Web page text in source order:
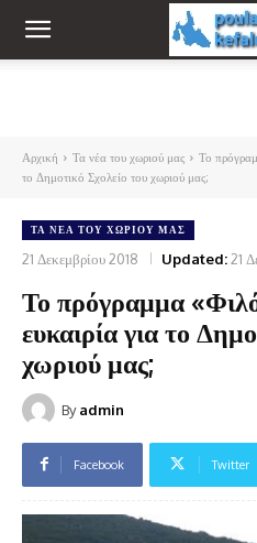
Αρχική Τα νέα του χωριού μας
Το
το Δημοτικό Σχολείο του χωριού μας;
ΤΑ ΝΈΑ ΤΟΥ ΧΩΡΙΟΎ ΜΑΣ
21 Δεκεμβρίου 2018 Updated:21
Το πρόγραμμα
ευκαιρία για το
χωριού μας;
By admin
Facebook Twitter